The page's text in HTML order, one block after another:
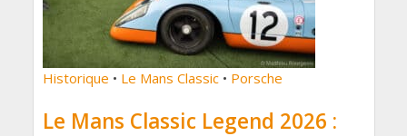
Historique • Le Mans Classic • Porsche
Le Mans Classic Legend 2026 :